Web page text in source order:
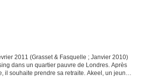
2011 (Grasset & Fasquelle ; Janvier 2010)
dans un quartier pauvre de Londres. Après
il souhaite prendre sa retraite. Akeel, un jeune